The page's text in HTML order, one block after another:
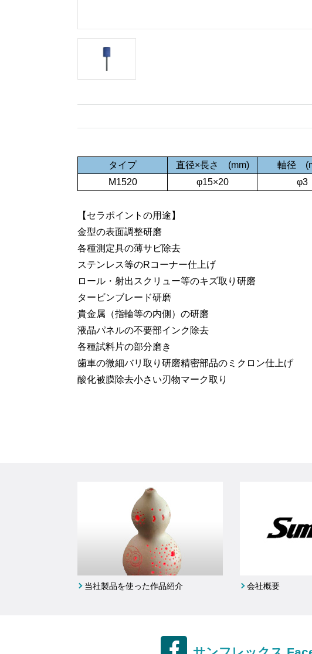
タイプ 直径×長さ (mm) 軸径
M1520
φ15×20 φ3
【セラポイントの用途】
金型の表面調整研磨
各種測定具の薄サビ除去
ステンレス等のRコーナー仕上げ
ロール・射出スクリュー等のキズ取り研磨
タービンブレード研磨
貴金属（指輪等の内側）の研磨
液晶パネルの不要部インク除去
各種試料片の部分磨き
歯車の微細バリ取り研磨精密部品のミクロン仕上げ
酸化被膜除去小さい刃物マーク取り
当社製品を使った作品紹介 会社概要